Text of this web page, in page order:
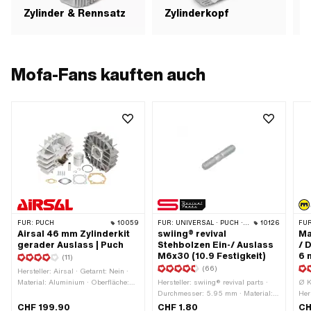
Auslass: 42 mm · Gewinde
Auslass: M6x1 (Standardgewinde) ·
Zylinder & Rennsatz Zylinderkopf
Mofa-Fans kauften auch
FÜR: PUCH 10059
Airsal 46 mm Zylinderkit
gerader Auslass | Puch
(11)
Hersteller: Airsal · Getarnt: Nein ·
Material: Aluminium · Oberfläche:
mm · Nenndurchmesser: 46 mm ·
CHF 199.90
FÜR: UNIVERSAL · PUCH · SACHS · PONY / CILO (BETA 521 & 512) · ZÜNDAPP BELMONDO · SOLEX · TOMOS 10126
swiing® revival
Stehbolzen Ein-/ Auslass
M6x30 (10.9 Festigkeit)
(66)
Hersteller: swiing® revival parts ·
Durchmesser: 5.95 mm · Material:
Stahl · Oberfläche: verzinkt (blau) ·
CHF 1.80
/
6
Ø